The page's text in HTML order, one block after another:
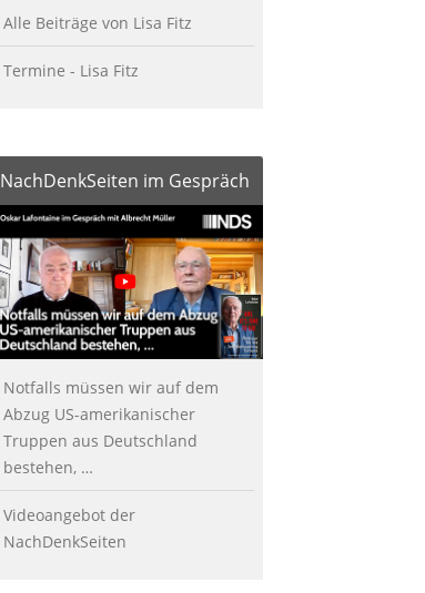
Alle Beiträge von Lisa Fitz
Termine - Lisa Fitz
NachDenkSeiten im Gespräch
Notfalls müssen wir auf dem
Abzug US-amerikanischer
Truppen aus Deutschland
bestehen, …
Videoangebot der
NachDenkSeiten